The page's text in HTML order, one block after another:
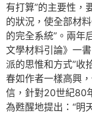
有打算”的主要性，
的狀況，使全部材
的完全系統”。兩年
文學材料引論》一
派的思惟和方式”收
春如作者一樣高興
信，針對20世紀80
為甦醒地提出：“明